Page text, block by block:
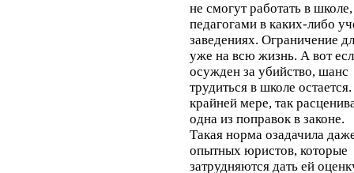
не смогут работать в
педагогами в каких-либо
заведениях. Ограничение
уже на всю жизнь. А вот
осужден за убийство, шанс
трудиться в школе
крайней мере, так
одна из поправок в законе.
Такая норма озадачила
опытных юристов, которые
затрудняются дать ей